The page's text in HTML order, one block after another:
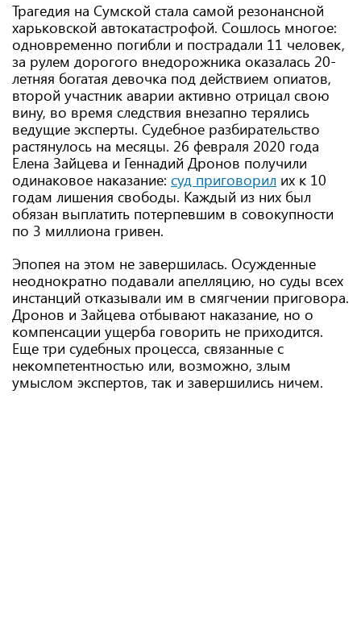
Трагедия на Сумской стала самой резонансной
харьковской автокатастрофой. Сошлось многое:
одновременно погибли и пострадали 11 человек,
за рулем дорогого внедорожника оказалась 20-
летняя богатая девочка под действием опиатов,
второй участник аварии активно отрицал свою
вину, во время следствия внезапно терялись
ведущие эксперты. Судебное разбирательство
растянулось на месяцы. 26 февраля 2020 года
Елена Зайцева и Геннадий Дронов получили
одинаковое наказание: суд приговорил их к 10
годам лишения свободы. Каждый из них был
обязан выплатить потерпевшим в совокупности
по 3 миллиона гривен.
Эпопея на этом не завершилась. Осужденные
неоднократно подавали апелляцию, но суды всех
инстанций отказывали им в смягчении приговора.
Дронов и Зайцева отбывают наказание, но о
компенсации ущерба говорить не приходится.
Еще три судебных процесса, связанные с
некомпетентностью или, возможно, злым
умыслом экспертов, так и завершились ничем.